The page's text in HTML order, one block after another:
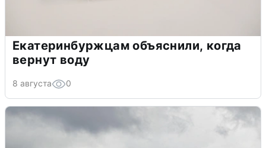
Екатеринбуржцам объяснили, когда
вернут воду
8 августа 0